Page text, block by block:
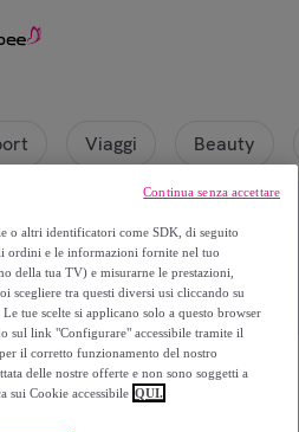
Viaggi Beauty
o altri identificatori come SDK, di seguito
ordini e le informazioni fornite nel tuo
della tua TV) e misurarne le prestazioni,
scegliere tra questi diversi usi cliccando su
tue scelte si applicano solo a questo browser
sul link "Configurare" accessibile tramite il
il corretto funzionamento del nostro
delle nostre offerte e non sono soggetti a
sui Cookie accessibile QUI.
Continua senza accettare